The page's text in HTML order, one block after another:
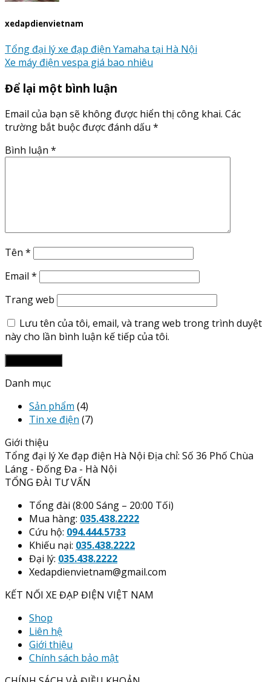
xedapdienvietnam
Tổng đại lý xe đạp điện Yamaha tại Hà Nội
Xe máy điện vespa giá bao nhiêu
Để lại một bình luận
Email của bạn sẽ không được hiển thị công khai. Các
trường bắt buộc được đánh dấu *
Bình luận *
Tên *
Email *
Trang web
Lưu tên của tôi, email, và trang web trong trình duyệt
này cho lần bình luận kế tiếp của tôi.
Danh mục
Sản phẩm (4)
Tin xe điện (7)
Giới thiệu
Tổng đại lý Xe đạp điện Hà Nội Địa chỉ: Số 36 Phố Chùa
Láng - Đống Đa - Hà Nội
TỔNG ĐÀI TƯ VẤN
Tổng đài (8:00 Sáng – 20:00 Tối)
Mua hàng: 035.438.2222
Cứu hộ: 094.444.5733
Khiếu nại: 035.438.2222
Đại lý: 035.438.2222
Xedapdienvietnam@gmail.com
KẾT NỐI XE ĐẠP ĐIỆN VIỆT NAM
Shop
Liên hệ
Giới thiệu
Chính sách bảo mật